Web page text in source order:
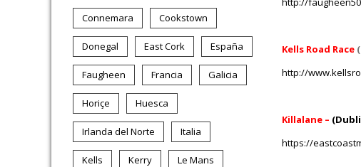
Connemara Cookstown
Donegal East Cork España
Faugheen Francia Galicia
Horiçe Huesca
Irlanda del Norte Italia
Kells Kerry Le Mans
Kells Road Race
http://
Killalane –
https://